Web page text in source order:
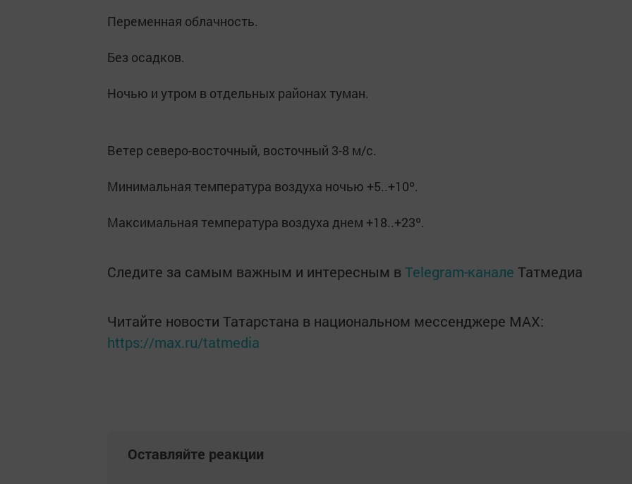
Переменная облачность.
Без осадков.
Ночью и утром в отдельных районах туман.
Ветер северо-восточный, восточный 3-8 м/с.
Минимальная температура воздуха ночью +5..+10º.
Максимальная температура воздуха днем +18..+23º.
Следите за самым важным и интересным в Telegram-канале Татмедиа
Читайте новости Татарстана в национальном мессенджере MАХ:
https://max.ru/tatmedia
Оставляйте реакции